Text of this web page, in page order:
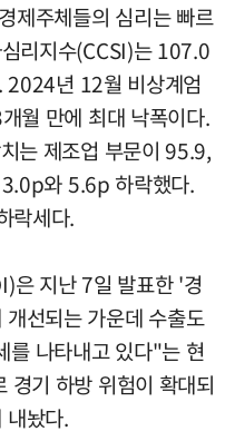
제주체들의 심리는 빠르
리지수(CCSI)는 107.0
2024년 12월 비상계엄
월 만에 최대 낙폭이다.
는 제조업 부문이 95.9,
와 5.6p 하락했다.
락세다.
은 지난 7일 발표한 '경
선되는 가운데 수출도
를 나타내고 있다"는 현
경기 하방 위험이 확대되
내놨다.